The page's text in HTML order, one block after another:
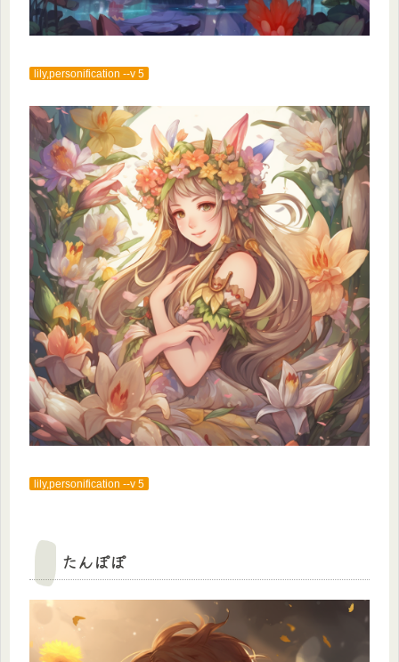
lily,personification --v 5
lily,personification --v 5
たんぽぽ